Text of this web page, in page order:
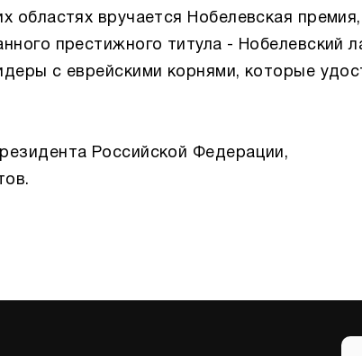
областях вручается Нобелевская премия,
престижного титула - Нобелевский
с еврейскими корнями, которые
Российской Федерации,